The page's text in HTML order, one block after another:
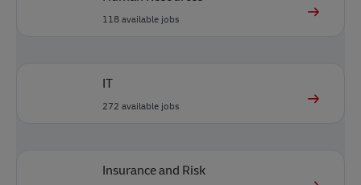
118available jobs
IT
272 available jobs
Insurance and Risk